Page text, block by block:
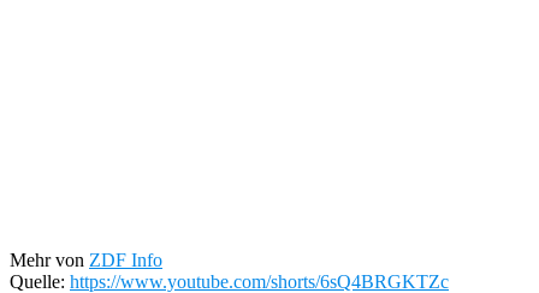
Mehr von ZDF Info
Quelle: https://www.youtube.com/shorts/6sQ4BRGKTZc